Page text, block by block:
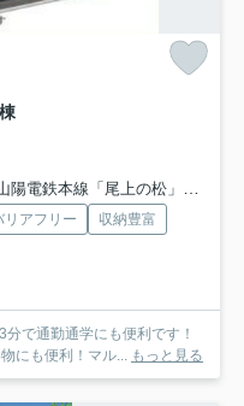
陽電鉄本線「尾上の松」駅 徒歩41分
リアフリー
収納豊富
で通勤通学にも便利です！
にも便利！マル... もっと見る